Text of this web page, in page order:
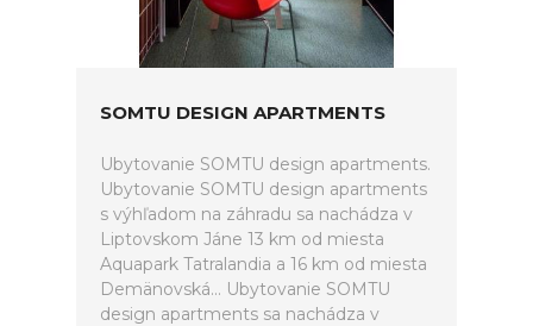
SOMTU DESIGN APARTMENTS
Ubytovanie SOMTU design apartments.
Ubytovanie SOMTU design apartments
s výhľadom na záhradu sa nachádza v
Liptovskom Jáne 13 km od miesta
Aquapark Tatralandia a 16 km od miesta
Demänovská... Ubytovanie SOMTU
design apartments sa nachádza v